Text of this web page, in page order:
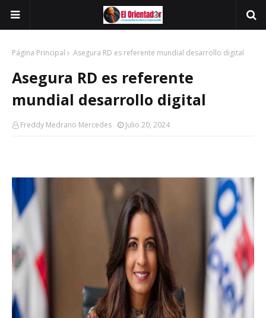
Página Principal Asegura RD es referente mundial desarrollo digital
Asegura RD es referente
mundial desarrollo digital
Freddy Medrano Mercedes Julio 20, 2024